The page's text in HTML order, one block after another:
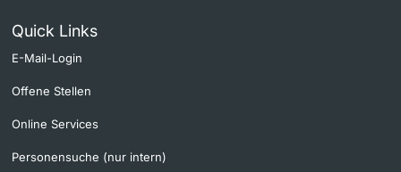
Quick Links
E-Mail-Login
Offene Stellen
Online Services
Personensuche (nur intern)